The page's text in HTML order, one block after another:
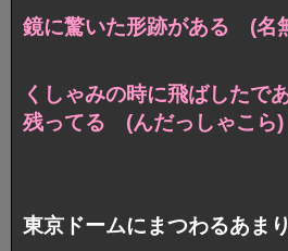
鏡に驚いた形跡がある (名
くしゃみの時に飛ばしたで
残ってる (んだっしゃこら)
東京ドームにまつわるあま